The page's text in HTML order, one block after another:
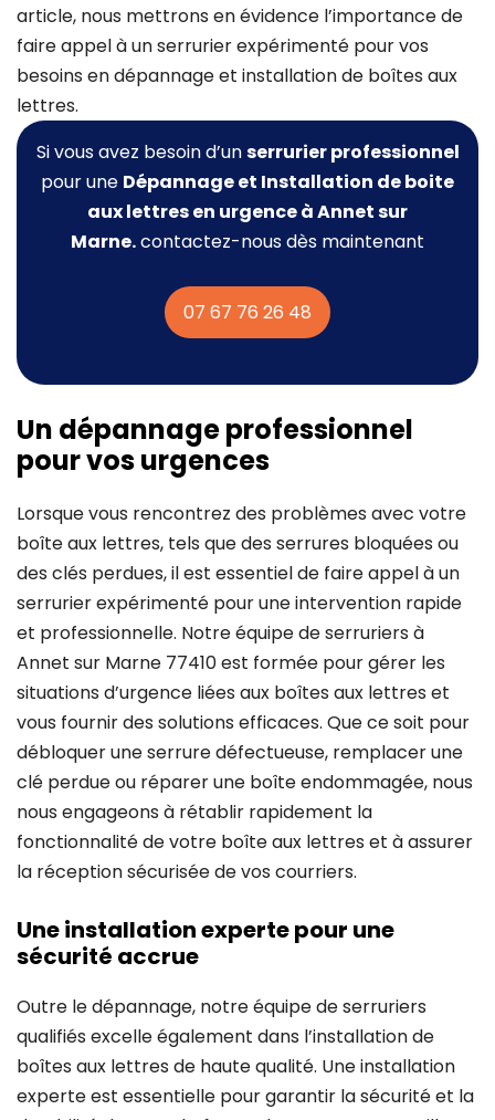
article, nous mettrons en évidence l’importance de
faire appel à un serrurier expérimenté pour vos
besoins en dépannage et installation de boîtes aux
lettres.
Si vous avez besoin d’unserrurier professionnel
pour une Dépannage et Installation de boite
aux lettresen urgence à Annet sur
Marne.contactez-nous dès maintenant
07 67 76 26 48
Un dépannage professionnel
pour vos urgences
Lorsque vous rencontrez des problèmes avec votre
boîte aux lettres, tels que des serrures bloquées ou
des clés perdues, il est essentiel de faire appel à un
serrurier expérimenté pour une intervention rapide
et professionnelle. Notre équipe de serruriers à
Annet sur Marne 77410 est formée pour gérer les
situations d’urgence liées aux boîtes aux lettres et
vous fournir des solutions efficaces. Que ce soit pour
débloquer une serrure défectueuse, remplacer une
clé perdue ou réparer une boîte endommagée, nous
nous engageons à rétablir rapidement la
fonctionnalité de votre boîte aux lettres et à assurer
la réception sécurisée de vos courriers.
Une installation experte pour une
sécurité accrue
Outre le dépannage, notre équipe de serruriers
qualifiés excelle également dans l’installation de
boîtes aux lettres de haute qualité. Une installation
experte est essentielle pour garantir la sécurité et la